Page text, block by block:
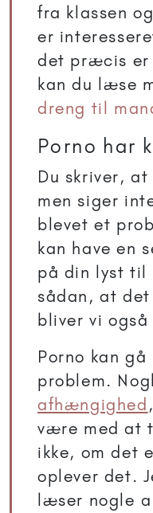
fra klassen
er
det præcis er
kan du læse
dreng til
Porno har
Du skriver,
men siger
blevet et
kan have en
på din lyst til
sådan, at
bliver vi
Porno kan
problem.
afhængighed
være med at
ikke, om det
oplever det.
læser nogle